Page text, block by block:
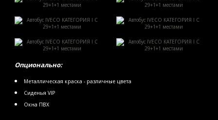
Опционально:
Металлическая краска - различные цвета
Сиденья VIP
Окна ПВХ